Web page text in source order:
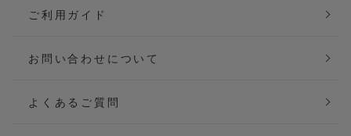
ご利用ガイド
お問い合わせについて
よくあるご質問